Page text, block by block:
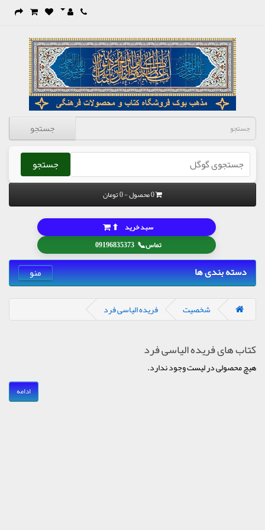
جستجو
جستجو
0 محصول - 0 تومان
تماس📞
09196835373
سبد خرید ⬆
دسته بندی ها منو
شخصیت فریده الیاسی فرد
کتاب های فریده الیاسی فرد
هیچ محصولی در لیست وجود ندارد.
ادامه